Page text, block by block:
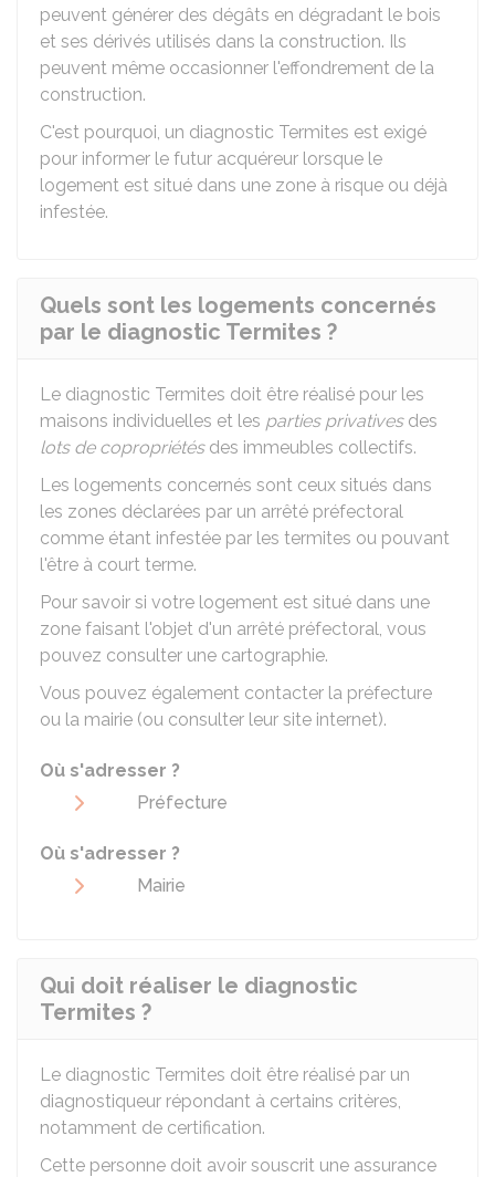
peuvent générer des dégâts en dégradant le bois
et ses dérivés utilisés dans la construction. Ils
peuvent même occasionner l'effondrement de la
construction.
C'est pourquoi, un diagnostic Termites est exigé
pour informer le futur acquéreur lorsque le
logement est situé dans une zone à risque ou déjà
infestée.
Quels sont les logements concernés
par le diagnostic Termites ?
Le diagnostic Termites doit être réalisé pour les
maisons individuelles et les parties privativesdes
lots de copropriétésdes immeubles collectifs.
Les logements concernés sont ceux situés dans
les zones déclarées par un arrêté préfectoral
comme étant infestée par les termites ou pouvant
l'être à court terme.
Pour savoir si votre logement est situé dans une
zone faisant l'objet d'un arrêté préfectoral, vous
pouvez consulter une cartographie.
Vous pouvez également contacter la préfecture
ou la mairie (ou consulter leur site internet).
Où s'adresser ?
Préfecture
Où s'adresser ?
Mairie
Qui doit réaliser le diagnostic
Termites ?
Le diagnostic Termites doit être réalisé par un
diagnostiqueur répondant à certains critères,
notamment de certification.
Cette personne doit avoir souscrit une assurance